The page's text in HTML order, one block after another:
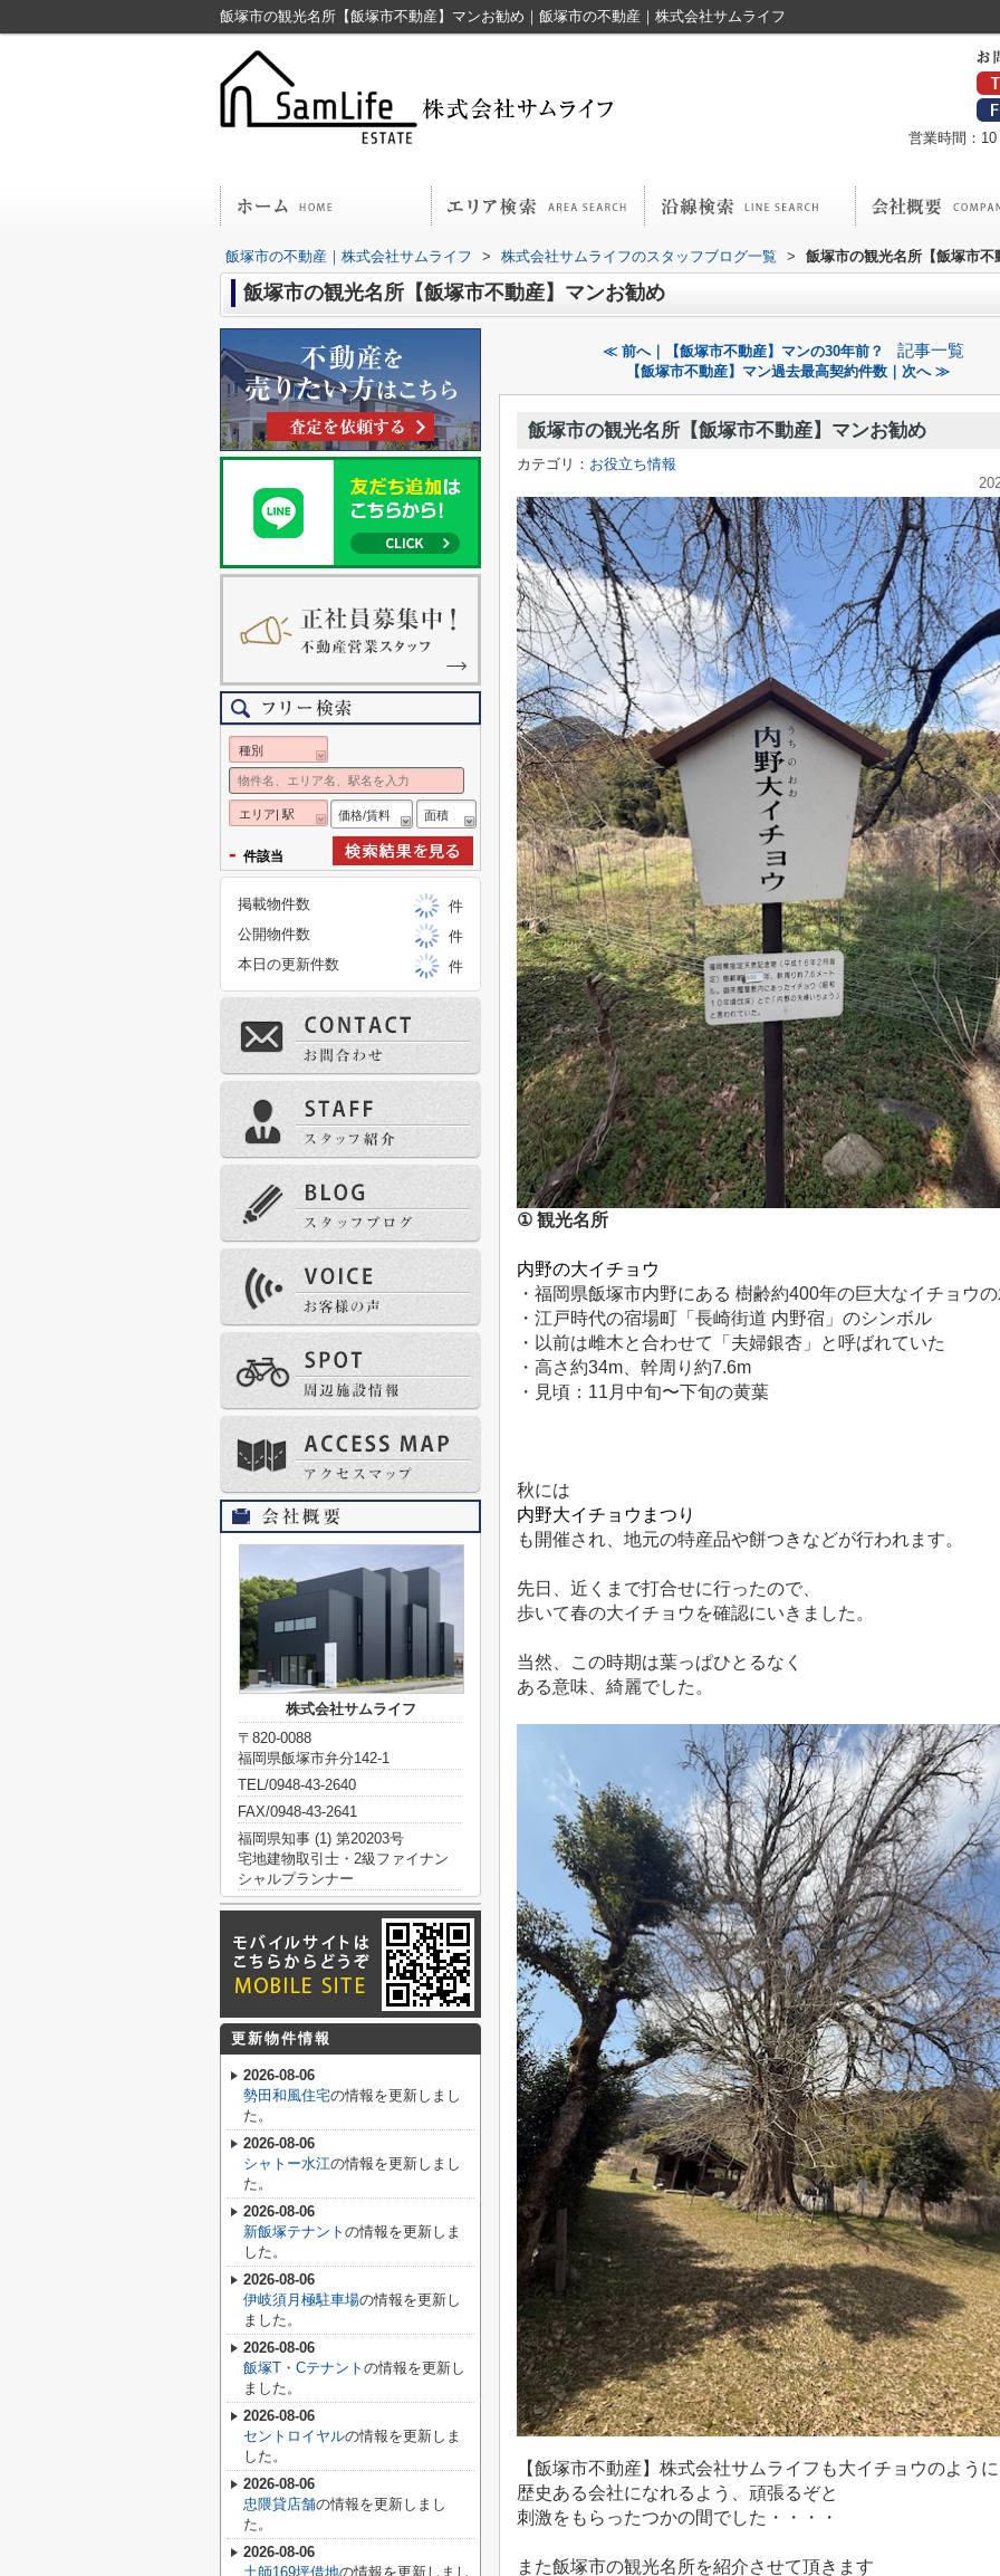
飯塚市の観光名所【飯塚市不動産】マンお勧め｜飯塚市の不動産｜株式会社サムライフ
営業時間：
飯塚市の不動産｜株式会社サムライフ > 株式会社サムライフのスタッフブログ一覧 > 飯塚市の観光名所【飯塚市不
飯塚市の観光名所【飯塚市不動産】マンお勧め
≪ 前へ｜【飯塚市不動産】マンの30年前？ 記事一覧
【飯塚市不動産】マン過去最高契約件数｜次へ ≫
飯塚市の観光名所【飯塚市不動産】マンお勧め
カテゴリ： お役立ち情報
① 観光名所
内野の大イチョウ
・福岡県飯塚市内野にある 樹齢約400年の巨大なイチョウの
・江戸時代の宿場町「長崎街道 内野宿」のシンボル
・以前は雌木と合わせて「夫婦銀杏」と呼ばれていた
・高さ約34m 、幹周り約7.6m
・見頃： 11 月中旬〜下旬の黄葉
秋には
内野大イチョウまつり
も開催され、地元の特産品や餅つきなどが行われます。
先日、近くまで打合せに行ったので、
歩いて春の大イチョウを確認にいきました。
当然、この時期は葉っぱひとるなく
ある意味、綺麗でした。
【飯塚市不動産】株式会社サムライフも大イチョウのように
歴史ある会社になれるよう、頑張るぞと
刺激をもらったつかの間でした・・・・
また飯塚市の観光名所を紹介させて頂きます
種別
エリア| 駅 価格/賃料 面積
- 件該当
掲載物件数
件
公開物件数
件
本日の更新件数
件
株式会社サムライフ
〒820-0088
福岡県飯塚市弁分142-1
TEL/0948-43-2640
FAX/0948-43-2641
福岡県知事 (1) 第20203号
宅地建物取引士・2級ファイナン
シャルプランナー
更新物件情報
2026-08-06
勢田和風住宅の情報を更新しまし
た。
2026-08-06
シャトー水江の情報を更新しまし
た。
2026-08-06
新飯塚テナント の情報を更新しま
した。
2026-08-06
伊岐須月極駐車場の情報を更新し
ました。
2026-08-06
飯塚T・Cテナント の情報を更新し
ました。
2026-08-06
セントロイヤルの情報を更新しま
した。
2026-08-06
忠隈貸店舗の情報を更新しまし
た。
2026-08-06
土師169坪借地の情報を更新しまし